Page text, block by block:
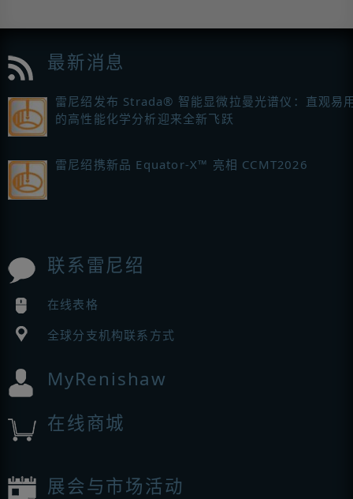
最新消息
雷尼绍发布 Strada® 智能显微拉曼光谱仪：直观易
的高性能化学分析迎来全新飞跃
雷尼绍携新品 Equator-X™ 亮相 CCMT2026
联系雷尼绍
在线表格
全球分支机构联系方式
MyRenishaw
在线商城
展会与市场活动